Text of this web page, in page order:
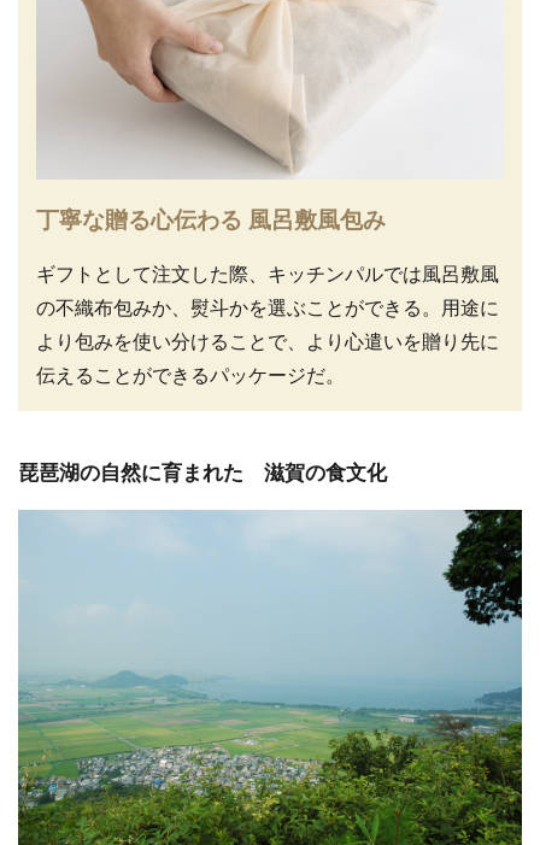
丁寧な贈る心伝わる 風呂敷風包み
ギフトとして注文した際、キッチンパルでは風呂敷風
の不織布包みか、熨斗かを選ぶことができる。用途に
より包みを使い分けることで、より心遣いを贈り先に
伝えることができるパッケージだ。
琵琶湖の自然に育まれた 滋賀の食文化